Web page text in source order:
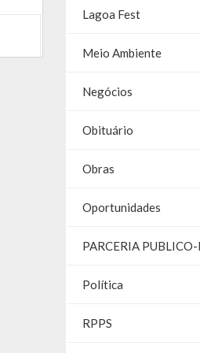
Lagoa Fest
Meio Ambiente
Negócios
Obituário
Obras
Oportunidades
PARCERIA
Política
RPPS